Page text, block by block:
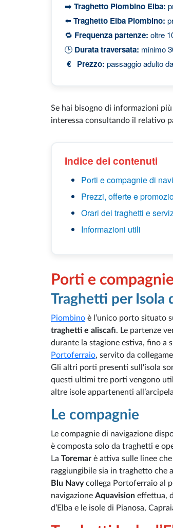
➡️ Traghetto Piombino Elba:
⬅️ Traghetto Elba Piombino:
🔁 Frequenza partenze: oltre
🕒 Durata traversata: minimo
€ Prezzo: passaggio adulto
Se hai bisogno di informazioni
interessa consultando il relativo
Indice dei contenuti
Porti e compagnie di
Prezzi, offerte e
Orari dei traghetti e
Informazioni utili
Porti e
Traghetti per Isola
Piombino è l’unico porto situato
traghetti e aliscafi. Le partenze
durante la stagione estiva, fino a
Portoferraio, servito da
Gli altri porti presenti sull'isola
questi ultimi tre porti vengono
altre isole appartenenti
Le compagnie
Le compagnie di navigazione
è composta solo da traghetti e
La Toremar è attiva sulle linee
raggiungibile sia in traghetto che
Blu Navycollega Portoferraio al
navigazione Aquavision effettua,
d’Elba e le isole di Pianosa,